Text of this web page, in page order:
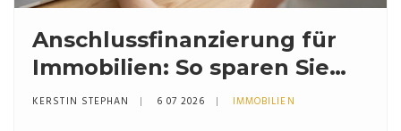
Anschlussfinanzierung für
Immobilien: So sparen Sie
Zinsen beim Timing und der
KERSTIN STEPHAN 6 07 2026 IMMOBILIEN